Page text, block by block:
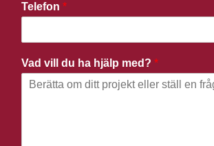
Telefon *
Vad vill du ha hjälp med? *